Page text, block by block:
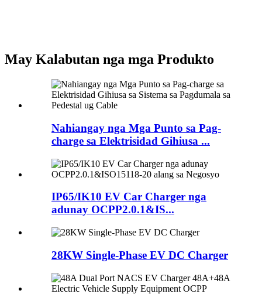
May Kalabutan nga mga Produkto
Nahiangay nga Mga Punto sa Pag-
charge sa Elektrisidad Gihiusa ...
IP65/IK10 EV Car Charger nga
adunay OCPP2.0.1&IS...
28KW Single-Phase EV DC Charger